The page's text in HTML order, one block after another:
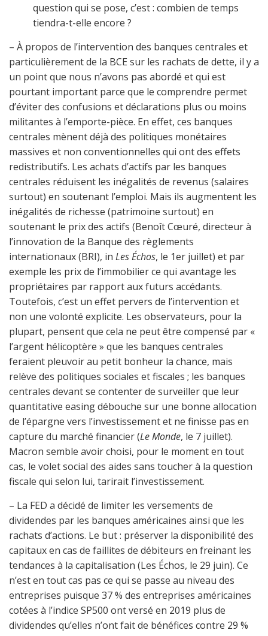
question qui se pose, c’est : combien de temps
tiendra-t-elle encore ?
– À propos de l’intervention des banques centrales et
particulièrement de la BCE sur les rachats de dette, il y a
un point que nous n’avons pas abordé et qui est
pourtant important parce que le comprendre permet
d’éviter des confusions et déclarations plus ou moins
militantes à l’emporte-pièce. En effet, ces banques
centrales mènent déjà des politiques monétaires
massives et non conventionnelles qui ont des effets
redistributifs. Les achats d’actifs par les banques
centrales réduisent les inégalités de revenus (salaires
surtout) en soutenant l’emploi. Mais ils augmentent les
inégalités de richesse (patrimoine surtout) en
soutenant le prix des actifs (Benoît Cœuré, directeur à
l’innovation de la Banque des règlements
internationaux (BRI), in Les Échos, le 1er juillet) et par
exemple les prix de l’immobilier ce qui avantage les
propriétaires par rapport aux futurs accédants.
Toutefois, c’est un effet pervers de l’intervention et
non une volonté explicite. Les observateurs, pour la
plupart, pensent que cela ne peut être compensé par «
l’argent hélicoptère » que les banques centrales
feraient pleuvoir au petit bonheur la chance, mais
relève des politiques sociales et fiscales ; les banques
centrales devant se contenter de surveiller que leur
quantitative easing débouche sur une bonne allocation
de l’épargne vers l’investissement et ne finisse pas en
capture du marché financier (Le Monde, le 7 juillet).
Macron semble avoir choisi, pour le moment en tout
cas, le volet social des aides sans toucher à la question
fiscale qui selon lui, tarirait l’investissement.
– La FED a décidé de limiter les versements de
dividendes par les banques américaines ainsi que les
rachats d’actions. Le but : préserver la disponibilité des
capitaux en cas de faillites de débiteurs en freinant les
tendances à la capitalisation (Les Échos, le 29 juin). Ce
n’est en tout cas pas ce qui se passe au niveau des
entreprises puisque 37 % des entreprises américaines
cotées à l’indice SP500 ont versé en 2019 plus de
dividendes qu’elles n’ont fait de bénéfices contre 29 %